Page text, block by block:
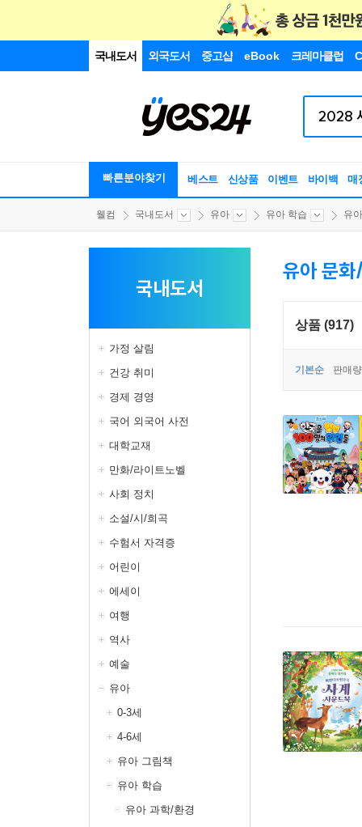
국내도서 외국도서 중고샵 eBook 크레마클럽
빠른분야찾기 베스트 신상품 이벤트 바이백 매
웰컴 국내도서 유아 유아 학습 유
국내도서
가정 살림
건강 취미
경제 경영
국어 외국어 사전
대학교재
만화/라이트노벨
사회 정치
소설/시/희곡
수험서 자격증
어린이
에세이
여행
역사
예술
유아
0-3세
4-6세
유아 그림책
유아 학습
유아 과학/환경
유아 문
상품 (917)
기본순 판매